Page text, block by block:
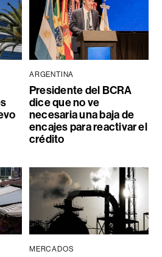
ARGENTINA
Presidente del BCRA
dice que no ve
necesaria una baja de
encajes para reactivar el
crédito
MERCADOS